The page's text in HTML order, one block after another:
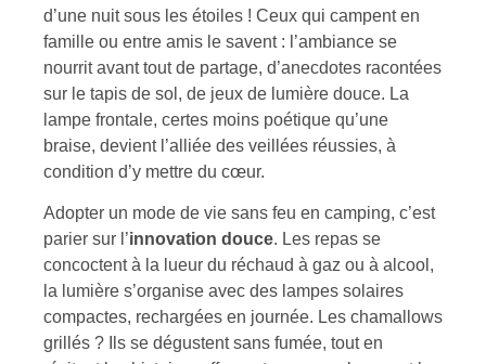
d’une nuit sous les étoiles ! Ceux qui campent en
famille ou entre amis le savent : l’ambiance se
nourrit avant tout de partage, d’anecdotes racontées
sur le tapis de sol, de jeux de lumière douce. La
lampe frontale, certes moins poétique qu’une
braise, devient l’alliée des veillées réussies, à
condition d’y mettre du cœur.
Adopter un mode de vie sans feu en camping, c’est
parier sur l’innovation douce. Les repas se
concoctent à la lueur du réchaud à gaz ou à alcool,
la lumière s’organise avec des lampes solaires
compactes, rechargées en journée. Les chamallows
grillés ? Ils se dégustent sans fumée, tout en